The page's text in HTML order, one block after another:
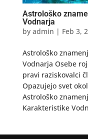
Astrološko
Vodnarja
by admin | Feb 3,
Astrološko
Vodnarja Osebe
pravi raziskovalci
Opazujejo svet
Astrološko
Karakteristike